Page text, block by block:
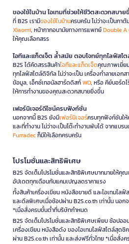
ของใช้ในบ้าน ไอเทมที่ช่วยให้ชีวิตสะดวกสบาย
ที่ B2S เรามีของใช้ในบ้านครบครัน ไม่ว่าจะเป็นกาต้
Xiaomi, หน้ากากอนามัยทางการแพทย์Double A
ให้คุณเลือกสรร
ไอทีและแก็ดเจ็ต ล้ำสมัย ตอบโจทย์ทุกไลฟ์สไ
B2S ได้คัดสรรสินค้าไอทีและแก็ดเจ็ตคุณภาพเยี่ย
ทุกไลฟ์สไตล์ดิจิทัล ไม่ว่าจะเป็น เครื่องทำลายเอกส
ข้อมูล, เอ็กซ์เทอนัลฮาร์ดดิสก์WD, หรือ คีย์บอร์ดไ
ให้การทำงานของคุณสะดวกสบายยิ่งขึ้น
เฟอร์นิเจอร์ดีไซน์ครบฟังก์ชั่น
นอกจากนี้ B2S ยังมีเฟอร์นิเจอร์ครบทุกฟังก์ชันใ
และที่ทำงาน ไม่ว่าจะเป็นโต๊ะทำงานพับได้ จากแบร
Furradecก็มีให้เลือกครบครัน
โปรโมชั่นและสิทธิพิเศษ
B2S จัดเต็มโปรโมชั่นและสิทธิพิเศษมากมายให้คุ
อัปเดตทุกเดือนกับแคมเปญลดราคาแรง
ทั้งสินค้าเครื่องเขียน หนังสือขายดี และไอเทมไ
และดีลพิเศษเมื่อช้อปผ่าน B2S.co.th เท่านั้น นอก
*เมื่อสั่งครบขั้นต่ำที่บริษัทกำหนด
B2S จัดเต็มโปรโมชั่นและสิทธิพิเศษเพียบ ช้อปอ
เครื่องเขียน หนังสือดัง ของไอเทมไลฟ์สไตล์สุด
ผ่าน B2S.co.th เท่านั้น และส่งฟรีทั่วไทย *เมื่อสั่ง